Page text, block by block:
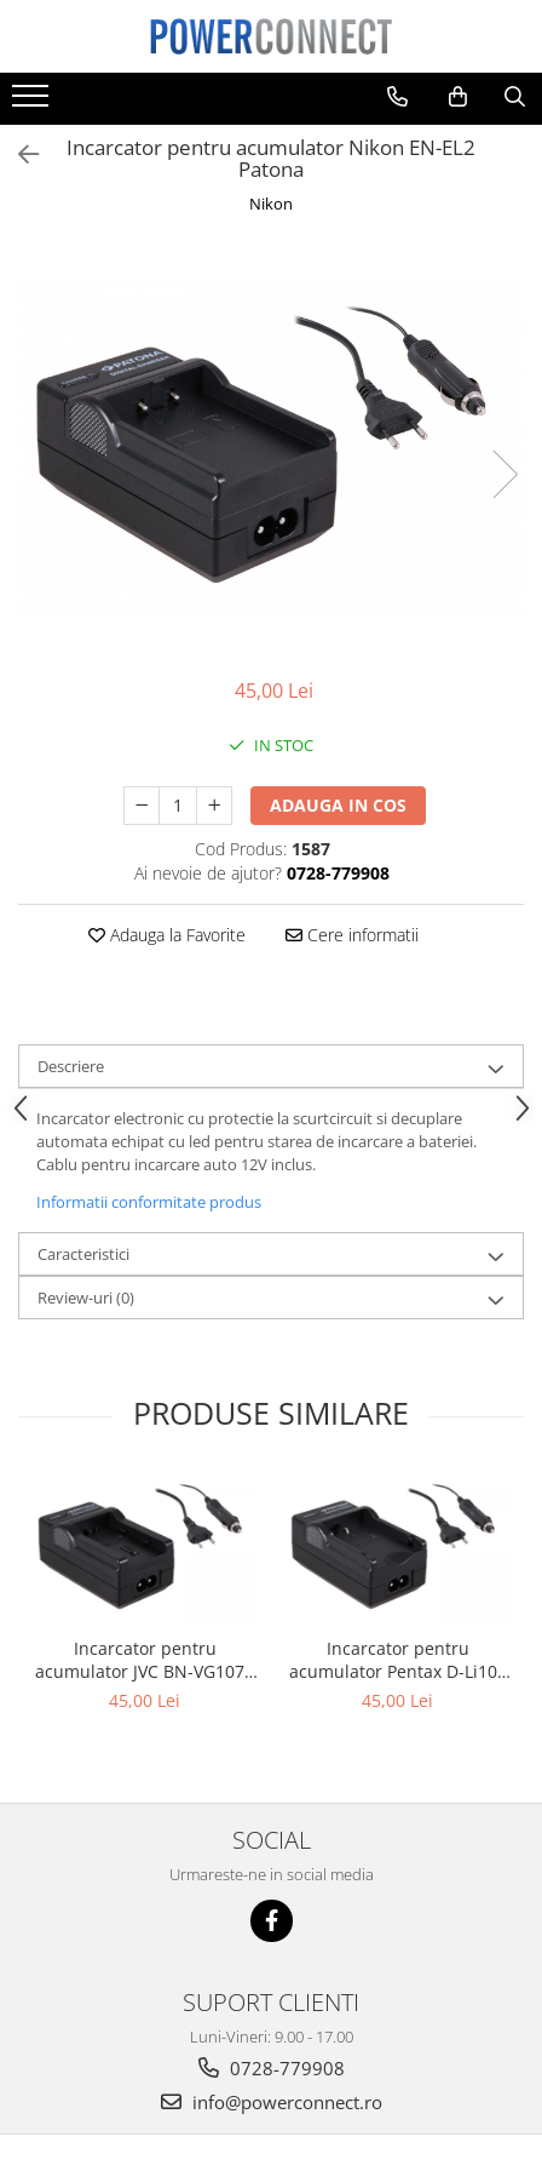
Toate Produsele
Sisteme filtrare apa
Sisteme filtrare apa
Telefoane mobile
Aspiratoare
Diverse
Adaptoare
Boxe portabile
Diverse
Scule electrice
Produse de bucatarie kjøk
Accesorii kjøk
Cutite kjøk
Pachete Promo
Bec LED
E14
E27
Telefoane mobile
Custi aparate foto-video
Incarcatoare auto
Telefoane mobile
Incarcator pentru acumulator Nikon EN-EL2
Patona
Nikon
45,00 Lei
IN STOC
ADAUGA IN COS
Cod Produs: 1587
Ai nevoie de ajutor? 0728-779908
Adauga la Favorite Cere informatii
Descriere
Incarcator electronic cu protectie la scurtcircuit si decuplare
automata echipat cu led pentru starea de incarcare a bateriei.
Cablu pentru incarcare auto 12V inclus.
Informatii conformitate produs
Caracteristici
Review-uri(0)
PRODUSE SIMILARE
Incarcator pentru
acumulator JVC BN-VG107e
Patona
45,00 Lei
Incarcator pentru
acumulator Pentax D-Li109
Patona
45,00 Lei
SOCIAL
Urmareste-ne in social media
SUPORT CLIENTI
Luni-Vineri: 9.00 - 17.00
0728-779908
info@powerconnect.ro